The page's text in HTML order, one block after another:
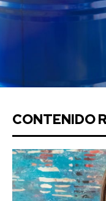
CONTENIDO